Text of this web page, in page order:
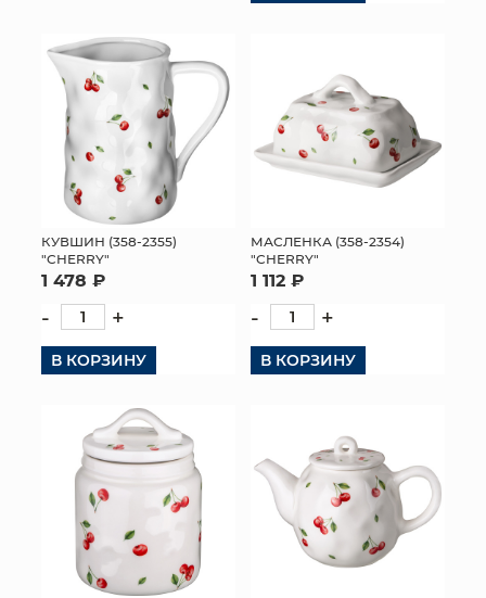
КУВШИН (358-2355)
"CHERRY"
1 478 ₽
- +
В КОРЗИНУ
МАСЛЕНКА (358-2354)
"CHERRY"
1 112 ₽
- +
В КОРЗИНУ